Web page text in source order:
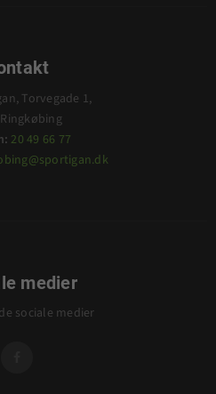
Torvegade 1,
20 49 66 77
medier
sociale medier